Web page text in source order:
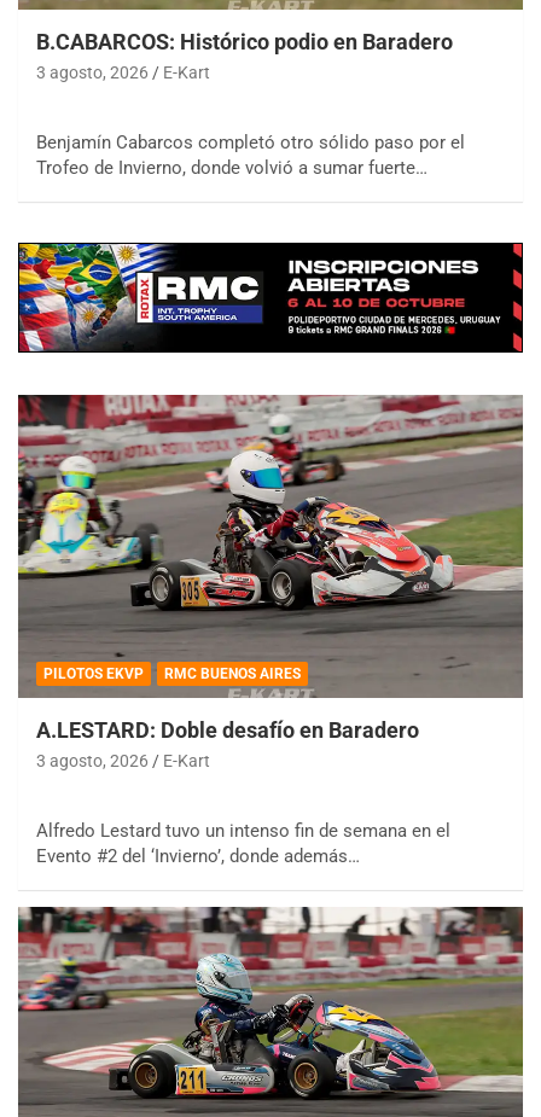
B.CABARCOS: Histórico podio en Baradero
3 agosto, 2026 E-Kart
Benjamín Cabarcos completó otro sólido paso por el
Trofeo de Invierno, donde volvió a sumar fuerte…
PILOTOS EKVP RMC BUENOS AIRES
A.LESTARD: Doble desafío en Baradero
3 agosto, 2026 E-Kart
Alfredo Lestard tuvo un intenso fin de semana en el
Evento #2 del ‘Invierno’, donde además…